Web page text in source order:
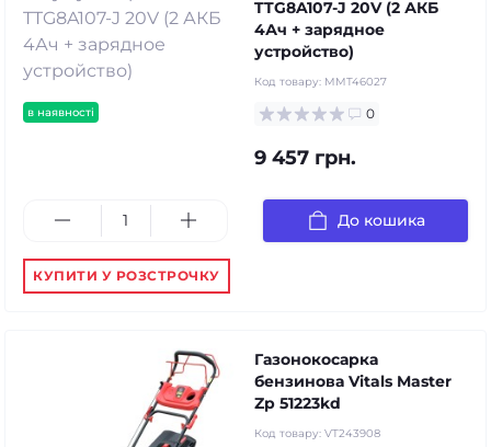
в наявності
TTG8A107-J 20V (2 АКБ
4Ач + зарядное
устройство)
Код товару: MMT46027
0
9 457 грн.
До кошика
КУПИТИ У РОЗСТРОЧКУ
Газонокосарка
бензинова Vitals Master
Zp 51223kd
Код товару: VT243908